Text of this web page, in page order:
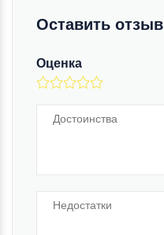
Оставить отзыв
Оценка